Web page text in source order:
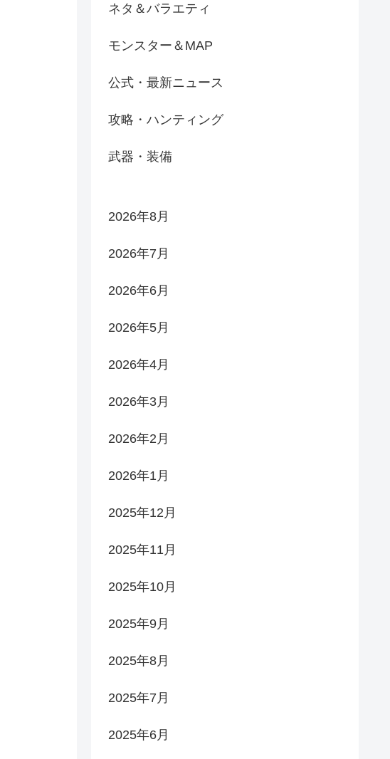
ネタ＆バラエティ
モンスター＆MAP
公式・最新ニュース
攻略・ハンティング
武器・装備
2026年8月
2026年7月
2026年6月
2026年5月
2026年4月
2026年3月
2026年2月
2026年1月
2025年12月
2025年11月
2025年10月
2025年9月
2025年8月
2025年7月
2025年6月